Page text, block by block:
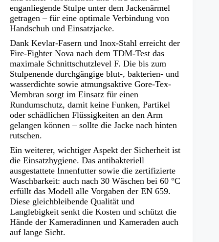
enganliegende Stulpe unter dem Jackenärmel
getragen – für eine optimale Verbindung von
Handschuh und Einsatzjacke.
Dank Kevlar-Fasern und Inox-Stahl erreicht der
Fire-Fighter Nova nach dem TDM-Test das
maximale Schnittschutzlevel F. Die bis zum
Stulpenende durchgängige blut-, bakterien- und
wasserdichte sowie atmungsaktive Gore-Tex-
Membran sorgt im Einsatz für einen
Rundumschutz, damit keine Funken, Partikel
oder schädlichen Flüssigkeiten an den Arm
gelangen können – sollte die Jacke nach hinten
rutschen.
Ein weiterer, wichtiger Aspekt der Sicherheit ist
die Einsatzhygiene. Das antibakteriell
ausgestattete Innenfutter sowie die zertifizierte
Waschbarkeit: auch nach 30 Wäschen bei 60 °C
erfüllt das Modell alle Vorgaben der EN 659.
Diese gleichbleibende Qualität und
Langlebigkeit senkt die Kosten und schützt die
Hände der Kameradinnen und Kameraden auch
auf lange Sicht.